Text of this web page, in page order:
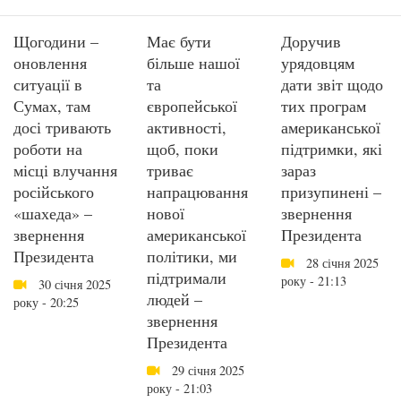
Щогодини –
оновлення
ситуації в
Сумах, там
досі тривають
роботи на
місці влучання
російського
«шахеда» –
звернення
Президента
30 січня 2025
року - 20:25
Має бути
більше нашої
та
європейської
активності,
щоб, поки
триває
напрацювання
нової
американської
політики, ми
підтримали
людей –
звернення
Президента
29 січня 2025
року - 21:03
Доручив
урядовцям
дати звіт щодо
тих програм
американської
підтримки, які
зараз
призупинені –
звернення
Президента
28 січня 2025
року - 21:13